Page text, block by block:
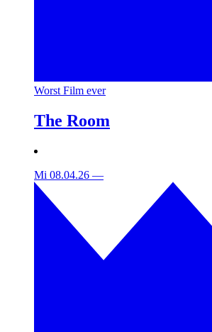
Worst Film ever
The Room
Mi 08.04.26 —